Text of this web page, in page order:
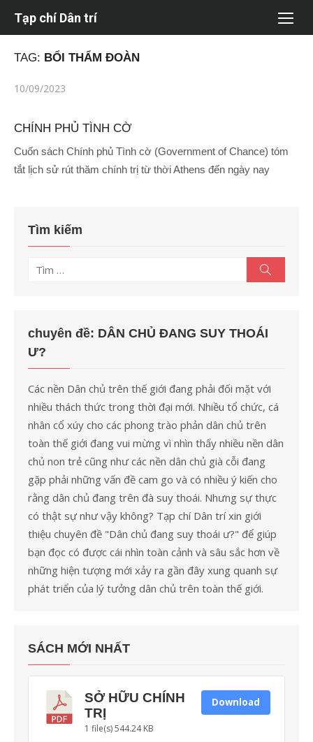
dung
Tạp chí Dân trí
TAG: BỔI THẨM ĐOÀN
Đăng
10/09/2023
CHÍNH PHỦ TÌNH CỜ
Cuốn sách Chính phủ Tình cờ (Government of Chance) tóm
tắt lịch sử rút thăm chính trị từ thời Athens đến ngày nay
Tìm kiếm
Tìm
kiếm
chuyên đề: DÂN CHỦ ĐANG SUY THOÁI
Ư?
Các nền Dân chủ trên thế giới đang phải đối mặt với
nhiều thách thức trong thời đại mới. Nhiều tổ chức, cá
nhân cổ xúy cho các phong trào phản dân chủ trên
toàn thế giới đang vui mừng vì nhìn thấy nhiều nền dân
chủ non trẻ cũng như các nền dân chủ già cỗi đang
gặp phải những vấn đề cam go và có nhiều ý kiến cho
rằng dân chủ đang trên đà suy thoái. Nhưng sự thực
có thật sự như vậy không? Tạp chí Dân trí xin giới
thiệu chuyên đề "Dân chủ đang suy thoái ư?" để giúp
bạn đọc có được cái nhìn toàn cảnh và sâu sắc hơn về
những hiện tượng mới xảy ra gần đây xung quanh sự
phát triển của lý tưởng dân chủ trên toàn thế giới.
SÁCH MỚI NHẤT
SỞ HỮU CHÍNH
TRỊ
1 file(s)544.24 KB
Download